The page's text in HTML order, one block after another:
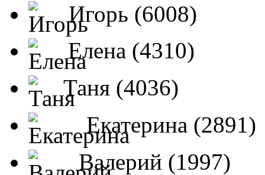
Игорь (6008)
Елена (4310)
Таня (4036)
Екатерина (2891)
Валерий (1997)